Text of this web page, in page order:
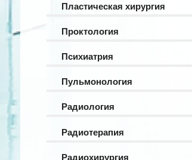
Пластическая хирургия
Проктология
Психиатрия
Пульмонология
Радиология
Радиотерапия
Радиохирургия